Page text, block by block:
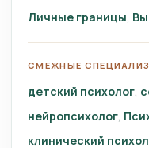
Личные границы
СМЕЖНЫЕ
детский психолог
нейропсихолог
клинический